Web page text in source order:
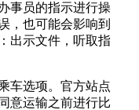
事员的指示进行操
，也可能会影响到
出示文件，听取指
车选项。官方站点
意运输之前进行比